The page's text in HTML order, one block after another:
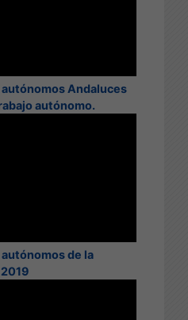
Andaluces
autónomo.
de la